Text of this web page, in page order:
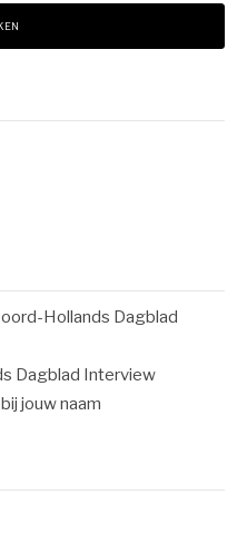
Hollands Dagblad
Dagblad Interview
jouw naam